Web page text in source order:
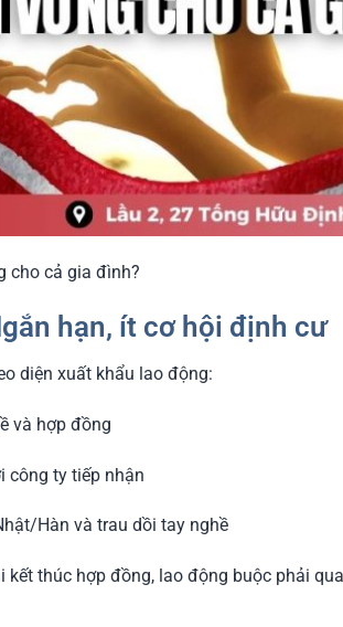
cho cả gia đình?
hạn, ít cơ hội định cư
diện xuất khẩu lao động:
và hợp đồng
công ty tiếp nhận
Hàn và trau dồi tay nghề
thúc hợp đồng, lao động buộc phải